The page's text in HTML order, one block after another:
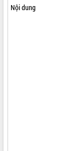
Trailer Lễ hội Sầu riêng
Nội dung